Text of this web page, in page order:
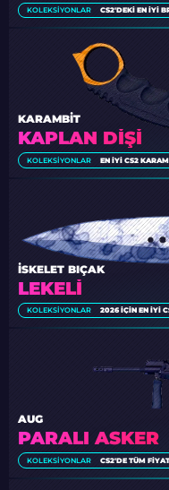
KOLEKSIYONLAR
KAPLAN DIŞI
KARAMBIT
KOLEKSIYONLAR EN İYI CS2
LEKELI
İSKELET BIÇAK
KOLEKSIYONLAR 2026 İÇIN EN İYI
PARALI ASKER
AUG
KOLEKSIYONLAR